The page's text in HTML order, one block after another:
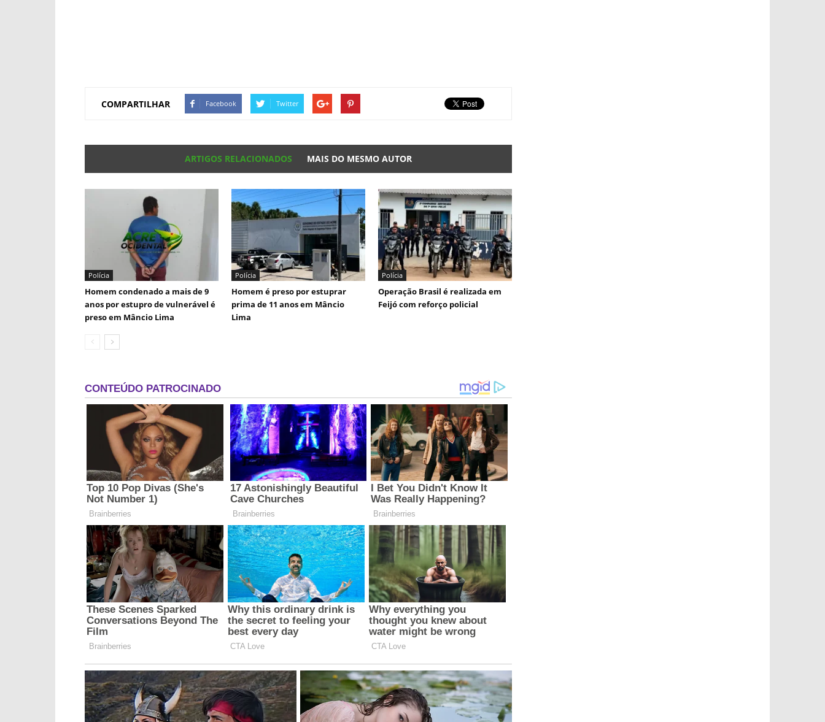
COMPARTILHAR Facebook Twitter
ARTIGOS RELACIONADOS MAIS DO MESMO AUTOR
Polícia
Homem condenado a mais de 9
anos por estupro de vulnerável é
preso em Mâncio Lima
Polícia
Homem é preso por estuprar
prima de 11 anos em Mâncio
Lima
Polícia
Operação Brasil é realizada em
Feijó com reforço policial